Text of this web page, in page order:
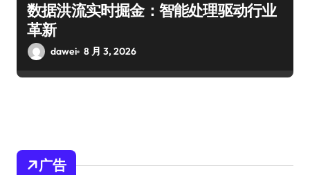
数据洪流实时掘金：智能处理驱动行业
革新
dawei 8 月 3, 2026
广告